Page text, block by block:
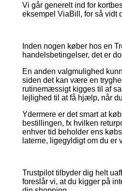
Vi går generelt ind for
eksempel ViaBill, for så vidt
Inden nogen køber hos en
handelsbetingelser, det er
En anden valgmulighed
siden det kan være en
rutinemæssigt kigges til af
lejlighed til at få hjælp, når
Ydermere er det smart at
bestillingen, fx hvilken
enhver tid beholder ens
laterne, ligegyldigt om du er
Trustpilot tilbyder dig helt
foreslår vi, at du kigger på